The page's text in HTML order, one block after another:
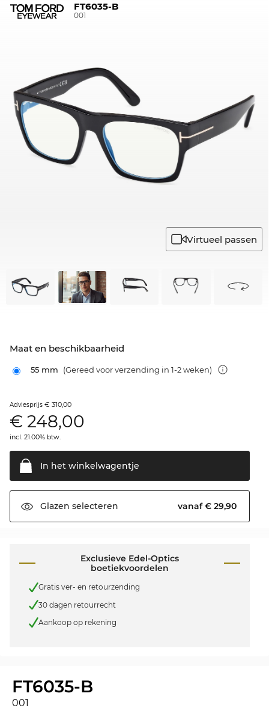
FT6035-B
001
Virtueel passen
Maat en beschikbaarheid
55 mm (Gereed voor verzending in 1-2 weken)
Adviesprijs € 310,00
€ 248,00
incl. 21.00% btw.
In het winkelwagentje
Glazen selecteren vanaf € 29,90
Exclusieve Edel-Optics
boetiekvoordelen
Gratis ver- en retourzending
30 dagen retourrecht
Aankoop op rekening
FT6035-B
001